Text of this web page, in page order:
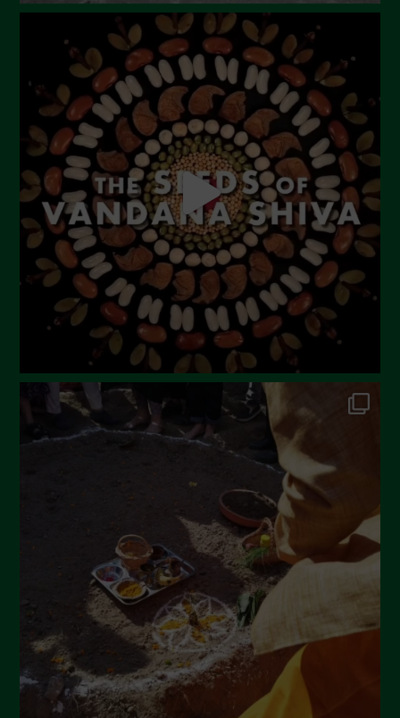
Ottobre 2023
Settembre 2023
Agosto 2023
Luglio 2023
Giugno 2023
Maggio 2023
Aprile 2023
Marzo 2023
Febbraio 2023
Dicembre 2022
Novembre 2022
Ottobre 2022
Settembre 2022
Aprile 2022
Marzo 2022
Febbraio 2022
Gennaio 2022
Dicembre 2021